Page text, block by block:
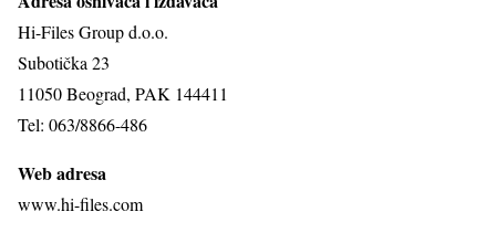
Hi-Files Group d.o.o.
Subotička 23
11050 Beograd, PAK 144411
Tel: 063/8866-486
Web adresa
www.hi-files.com